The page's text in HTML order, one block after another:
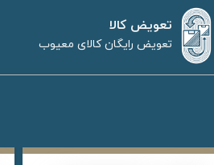
تعویض کالا
تعویض رایگان کالای معیوب